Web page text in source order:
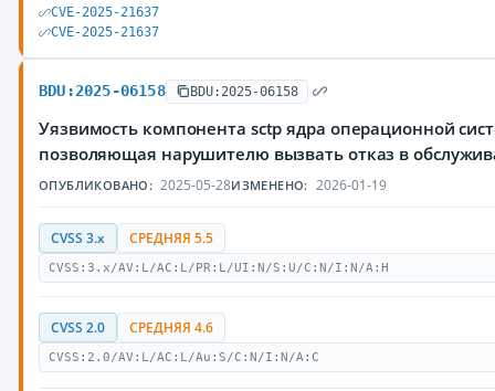
CVE-2025-21637
CVE-2025-21637
BDU:2025-06158 BDU:2025-06158
Уязвимость компонента sctp ядра операционной
позволяющая нарушителю вызвать отказ в
ОПУБЛИКОВАНО: 2025-05-28ИЗМЕНЕНО: 2026-01-19
CVSS 3.x СРЕДНЯЯ 5.5
CVSS:3.x/AV:L/AC:L/PR:L/UI:N/S:U/C:N/I:N/A:H
CVSS 2.0 СРЕДНЯЯ 4.6
CVSS:2.0/AV:L/AC:L/Au:S/C:N/I:N/A:C